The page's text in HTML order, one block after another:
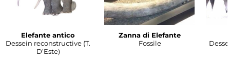
Elefante antico
Dessein reconstructive (T.
D’Este)
Zanna di Elefante
Fossile